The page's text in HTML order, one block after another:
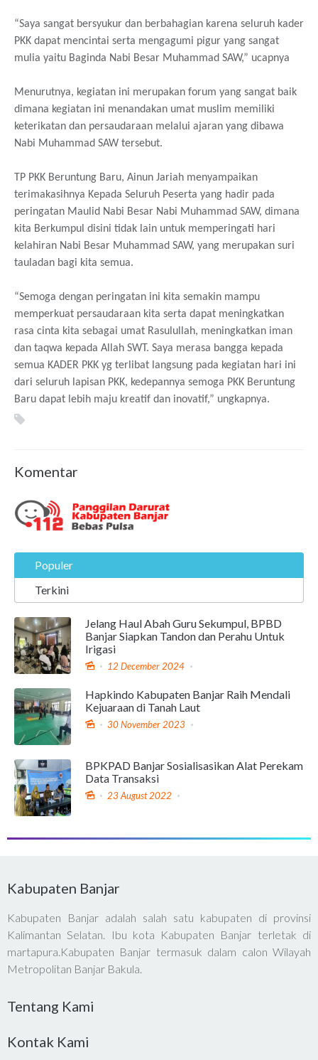
“Saya sangat bersyukur dan berbahagian karena seluruh kader
PKK dapat mencintai serta mengagumi pigur yang sangat
mulia yaitu Baginda Nabi Besar Muhammad SAW,” ucapnya
Menurutnya, kegiatan ini merupakan forum yang sangat baik
dimana kegiatan ini menandakan umat muslim memiliki
keterikatan dan persaudaraan melalui ajaran yang dibawa
Nabi Muhammad SAW tersebut.
TP PKK Beruntung Baru, Ainun Jariah menyampaikan
terimakasihnya Kepada Seluruh Peserta yang hadir pada
peringatan Maulid Nabi Besar Nabi Muhammad SAW, dimana
kita Berkumpul disini tidak lain untuk memperingati hari
kelahiran Nabi Besar Muhammad SAW, yang merupakan suri
tauladan bagi kita semua.
“Semoga dengan peringatan ini kita semakin mampu
memperkuat persaudaraan kita serta dapat meningkatkan
rasa cinta kita sebagai umat Rasulullah, meningkatkan iman
dan taqwa kepada Allah SWT. Saya merasa bangga kepada
semua KADER PKK yg terlibat langsung pada kegiatan hari ini
dari seluruh lapisan PKK, kedepannya semoga PKK Beruntung
Baru dapat lebih maju kreatif dan inovatif,” ungkapnya.
Komentar
Populer
Terkini
Jelang Haul Abah Guru Sekumpul, BPBD
Banjar Siapkan Tandon dan Perahu Untuk
Irigasi
12 December 2024
Hapkindo Kabupaten Banjar Raih Mendali
Kejuaraan di Tanah Laut
30 November 2023
BPKPAD Banjar Sosialisasikan Alat Perekam
Data Transaksi
23 August 2022
Kabupaten Banjar
Kabupaten Banjar adalah salah satu kabupaten di provinsi
Kalimantan Selatan. Ibu kota Kabupaten Banjar terletak di
martapura.Kabupaten Banjar termasuk dalam calon Wilayah
Metropolitan Banjar Bakula.
Tentang Kami
Kontak Kami